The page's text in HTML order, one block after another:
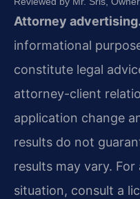
Attorney advertising.
informational
constitute legal
attorney-client
application change
results do not
results may vary.
situation, consult a